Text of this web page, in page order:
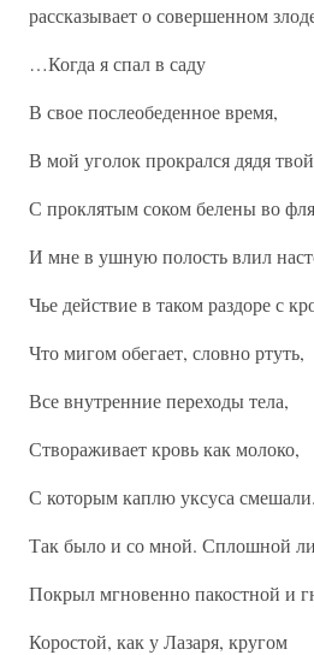
рассказывает о совершенном
…Когда я спал в саду
В свое послеобеденное время,
В мой уголок прокрался дядя твой
С проклятым соком белены во
И мне в ушную полость влил
Чье действие в таком раздоре с
Что мигом обегает, словно ртуть,
Все внутренние переходы тела,
Створаживает кровь как молоко,
С которым каплю уксуса смешали.
Так было и со мной. Сплошной
Покрыл мгновенно пакостной и
Коростой, как у Лазаря, кругом